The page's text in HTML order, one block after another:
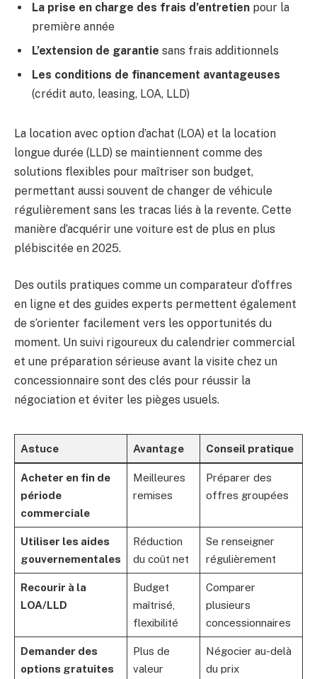
La prise en charge des frais d’entretien pour la
première année
L’extension de garantie sans frais additionnels
Les conditions de financement avantageuses
(crédit auto, leasing, LOA, LLD)
La location avec option d’achat (LOA) et la location
longue durée (LLD) se maintiennent comme des
solutions flexibles pour maîtriser son budget,
permettant aussi souvent de changer de véhicule
régulièrement sans les tracas liés à la revente. Cette
manière d’acquérir une voiture est de plus en plus
plébiscitée en 2025.
Des outils pratiques comme un comparateur d’offres
en ligne et des guides experts permettent également
de s’orienter facilement vers les opportunités du
moment. Un suivi rigoureux du calendrier commercial
et une préparation sérieuse avant la visite chez un
concessionnaire sont des clés pour réussir la
négociation et éviter les pièges usuels.
Astuce Avantage Conseil pratique
Acheter en fin de
période
commerciale
Meilleures
remises
Préparer des
offres groupées
Utiliser les aides
gouvernementales
Réduction
du coût net
Se renseigner
régulièrement
Recourir à la
LOA/LLD
Budget
maîtrisé,
flexibilité
Comparer
plusieurs
concessionnaires
Demander des
options gratuites
Plus de
valeur
Négocier au-delà
du prix